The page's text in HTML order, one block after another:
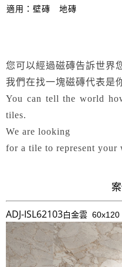
適用：壁磚 地磚
您可以經過磁磚告訴世界
我們在找一塊磁磚代表是
You can tell the world
tiles.
We are looking
for a tile to represent your
ADJ-ISL62103白金雲 60x120